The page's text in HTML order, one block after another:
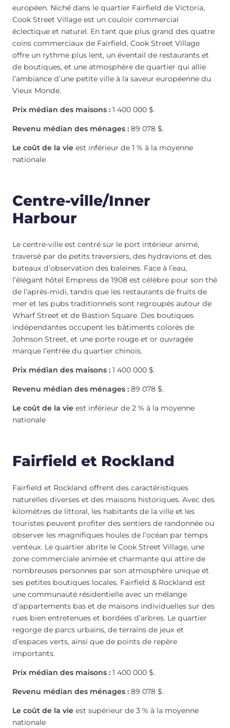
européen. Niché dans le quartier Fairfield de Victoria,
Cook Street Village est un couloir commercial
éclectique et naturel. En tant que plus grand des quatre
coins commerciaux de Fairfield, Cook Street Village
offre un rythme plus lent, un éventail de restaurants et
de boutiques, et une atmosphère de quartier qui allie
l’ambiance d’une petite ville à la saveur européenne du
Vieux Monde.
Prix médian des maisons : 1 400 000 $.
Revenu médian des ménages : 89 078 $.
Le coût de la vie est inférieur de 1 % à la moyenne
nationale
Centre-ville/Inner
Harbour
Le centre-ville est centré sur le port intérieur animé,
traversé par de petits traversiers, des hydravions et des
bateaux d’observation des baleines. Face à l’eau,
l’élégant hôtel Empress de 1908 est célèbre pour son thé
de l’après-midi, tandis que les restaurants de fruits de
mer et les pubs traditionnels sont regroupés autour de
Wharf Street et de Bastion Square. Des boutiques
indépendantes occupent les bâtiments colorés de
Johnson Street, et une porte rouge et or ouvragée
marque l’entrée du quartier chinois.
Prix médian des maisons : 1 400 000 $.
Revenu médian des ménages : 89 078 $.
Le coût de la vie est inférieur de 2 % à la moyenne
nationale
Fairfield et Rockland
Fairfield et Rockland offrent des caractéristiques
naturelles diverses et des maisons historiques. Avec des
kilomètres de littoral, les habitants de la ville et les
touristes peuvent profiter des sentiers de randonnée ou
observer les magnifiques houles de l’océan par temps
venteux. Le quartier abrite le Cook Street Village, une
zone commerciale animée et charmante qui attire de
nombreuses personnes par son atmosphère unique et
ses petites boutiques locales. Fairfield & Rockland est
une communauté résidentielle avec un mélange
d’appartements bas et de maisons individuelles sur des
rues bien entretenues et bordées d’arbres. Le quartier
regorge de parcs urbains, de terrains de jeux et
d’espaces verts, ainsi que de points de repère
importants.
Prix médian des maisons : 1 400 000 $.
Revenu médian des ménages : 89 078 $.
Le coût de la vie est supérieur de 3 % à la moyenne
nationale